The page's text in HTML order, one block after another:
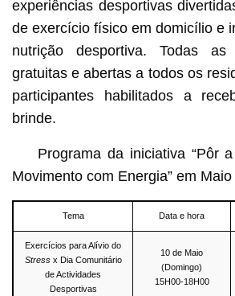
experiências desportivas
de exercício físico em domicílio e
nutrição desportiva. Todas as
gratuitas e abertas a todos os
participantes habilitados a
brinde.
Programa da iniciativa “Pôr
Movimento com Energia” em
Tema Data e hora
Exercícios para Alívio do
Stressx Dia Comunitário
de Actividades
Desportivas
10 de Maio
(Domingo)
15H00-18H00